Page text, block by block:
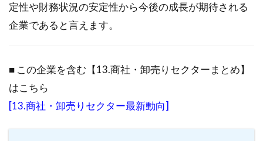
定性や財務状況の安定性から今後の成長が期待される
企業であると言えます。
■ この企業を含む【13.商社・卸売りセクターまとめ】
はこちら
[13.商社・卸売りセクター最新動向]